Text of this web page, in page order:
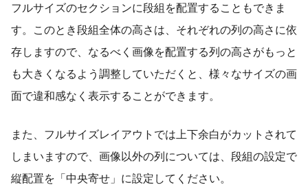
フルサイズのセクションに段組を配置することもできま
す。このとき段組全体の高さは、それぞれの列の高さに依
存しますので、なるべく画像を配置する列の高さがもっと
も大きくなるよう調整していただくと、様々なサイズの画
面で違和感なく表示することができます。
また、フルサイズレイアウトでは上下余白がカットされて
しまいますので、画像以外の列については、段組の設定で
縦配置を「中央寄せ」に設定してください。